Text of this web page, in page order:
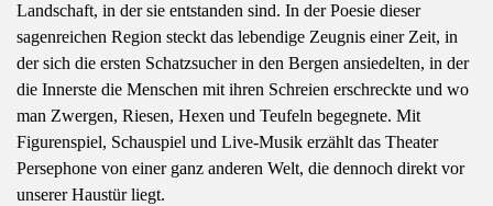
Landschaft, in der sie entstanden sind. In der Poesie dieser
sagenreichen Region steckt das lebendige Zeugnis einer Zeit, in
der sich die ersten Schatzsucher in den Bergen ansiedelten, in der
die Innerste die Menschen mit ihren Schreien erschreckte und wo
man Zwergen, Riesen, Hexen und Teufeln begegnete. Mit
Figurenspiel, Schauspiel und Live-Musik erzählt das Theater
Persephone von einer ganz anderen Welt, die dennoch direkt vor
unserer Haustür liegt.